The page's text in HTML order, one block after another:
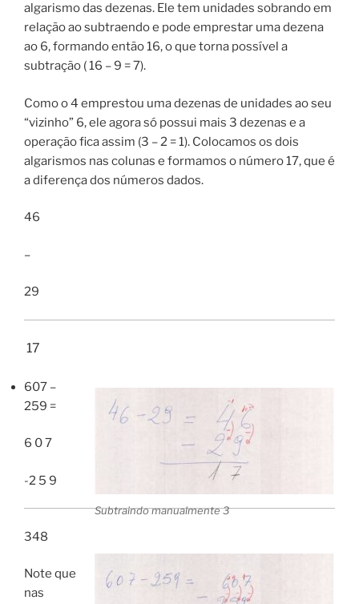
algarismo das dezenas. Ele tem unidades sobrando em
relação ao subtraendo e pode emprestar uma dezena
ao 6, formando então 16, o que torna possível a
subtração ( 16 – 9 = 7).
Como o 4 emprestou uma dezenas de unidades ao seu
“vizinho” 6, ele agora só possui mais 3 dezenas e a
operação fica assim (3 – 2 = 1). Colocamos os dois
algarismos nas colunas e formamos o número 17, que é
a diferença dos números dados.
46
–
29
17
Subtraindo manualmente 3
607 –
259 =
6 0 7
-2 5 9
348
Note que
nas